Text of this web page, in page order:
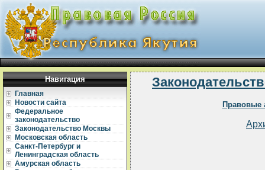
Навигация
Главная
Новости сайта
Федеральное
законодательство
Законодательство Москвы
Московская область
Санкт-Петербург и
Ленинградская область
Амурская область
Правовые